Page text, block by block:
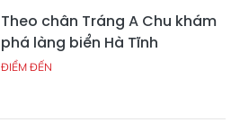
Theo chân Tráng A Chu khám
phá làng biển Hà Tĩnh
ĐIỂM ĐẾN